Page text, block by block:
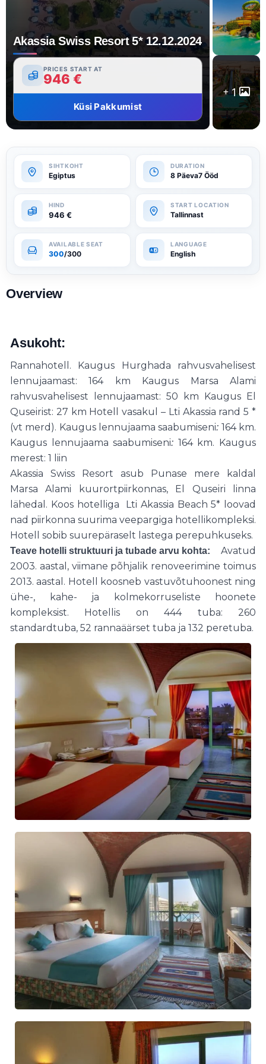
Akassia Swiss Resort 5* 12.12.2024
PRICES START AT
946 €
Küsi Pakkumist
1
Egiptus 8 Päeva7 Ööd
946 € Tallinnast
300/300 English
Overview
Asukoht:
Akassia Swiss Resort asub Punase mere kaldal
Marsa Alami kuurortpiirkonnas, El Quseiri linna
lähedal. Koos hotelliga
Lti Akassia Beach 5* loovad
nad piirkonna suurima veepargiga hotellikompleksi.
Hotell sobib suurepäraselt lastega perepuhkuseks.
Teave hotelli struktuuri ja tubade arvu kohta:
Avatud
2003. aastal, viimane põhjalik renoveerimine toimus
2013. aastal. Hotell koosneb vastuvõtuhoonest ning
ühe-, kahe- ja kolmekorruseliste hoonete
kompleksist. Hotellis on 444 tuba: 260
standardtuba, 52 rannaäärset tuba ja 132 peretuba.
Rannahotell. Kaugus Hurghada rahvusvahelisest
lennujaamast: 164 km Kaugus Marsa Alami
rahvusvahelisest lennujaamast: 50 km Kaugus El
Quseirist: 27 km Hotell vasakul – Lti Akassia rand 5 *
(vt merd). Kaugus lennujaama saabumiseni: 164 km.
Kaugus lennujaama saabumiseni: 164 km. Kaugus
merest: 1 liin